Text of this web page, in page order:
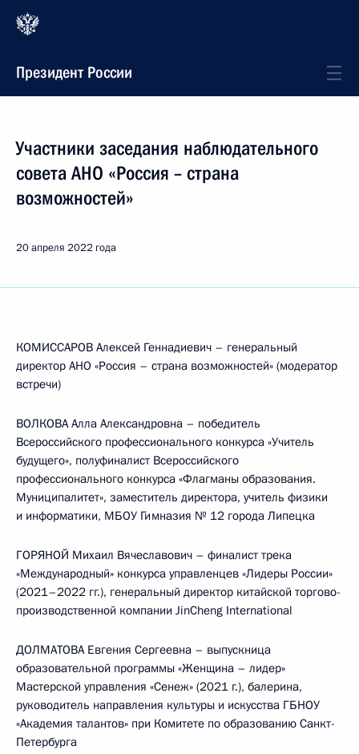
Президент России
Участники заседания наблюдательного
совета АНО «Россия – страна
возможностей»
20 апреля 2022 года
КОМИССАРОВ Алексей Геннадиевич – генеральный
директор АНО «Россия – страна возможностей» (модератор
встречи)
ВОЛКОВА Алла Александровна – победитель
Всероссийского профессионального конкурса «Учитель
будущего», полуфиналист Всероссийского
профессионального конкурса «Флагманы образования.
Муниципалитет», заместитель директора, учитель физики
и информатики, МБОУ Гимназия № 12 города Липецка
ГОРЯНОЙ Михаил Вячеславович – финалист трека
«Международный» конкурса управленцев «Лидеры России»
(2021–2022 гг.), генеральный директор китайской торгово-
производственной компании JinCheng International
ДОЛМАТОВА Евгения Сергеевна – выпускница
образовательной программы «Женщина – лидер»
Мастерской управления «Сенеж» (2021 г.), балерина,
руководитель направления культуры и искусства ГБНОУ
«Академия талантов» при Комитете по образованию Санкт-
Петербурга